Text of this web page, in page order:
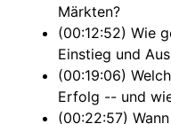
Märkten?
(00:12:52) Wie
Einstieg und
(00:19:06)
Erfolg -- und
(00:22:57)